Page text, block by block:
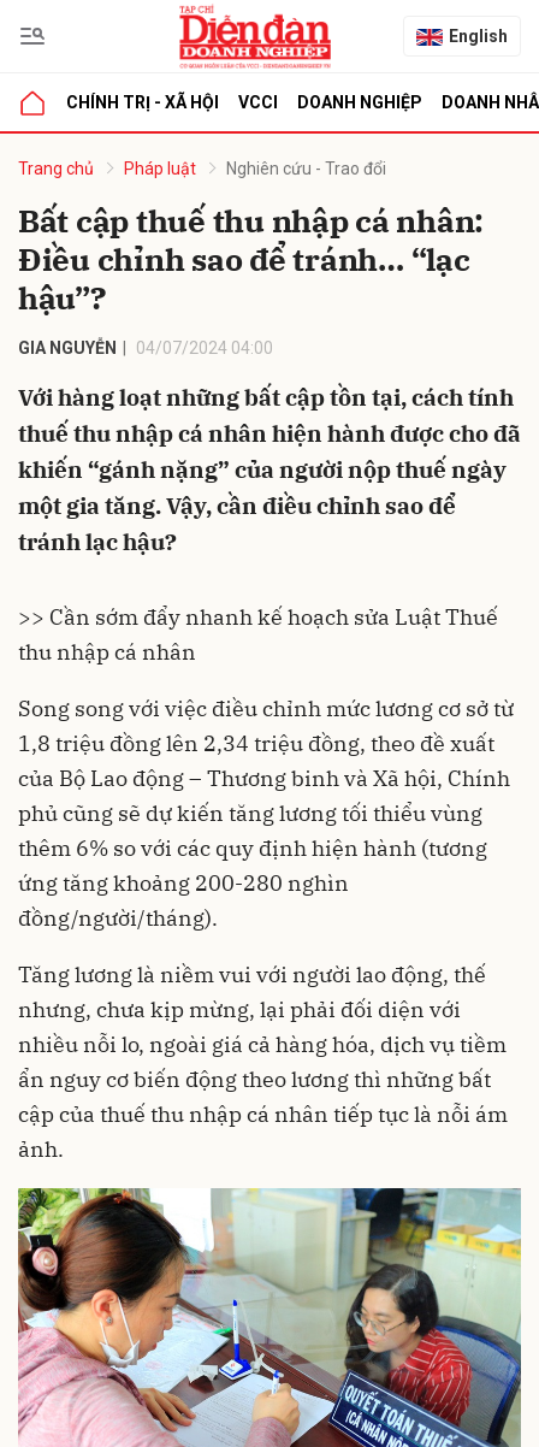
English
CHÍNH TRỊ - XÃ HỘI VCCI DOANH NGHIỆP DOANH
Trang chủ Pháp luật Nghiên cứu - Trao đổi
Bất cập thuế thu nhập cá nhân:
Điều chỉnh sao để tránh… “lạc
hậu”?
GIA NGUYỄN 04/07/2024 04:00
Với hàng loạt những bất cập tồn tại, cách tính
thuế thu nhập cá nhân hiện hành được cho đã
khiến “gánh nặng” của người nộp thuế ngày
một gia tăng. Vậy, cần điều chỉnh sao để
tránh lạc hậu?
>> Cần sớm đẩy nhanh kế hoạch sửa Luật Thuế
thu nhập cá nhân
Song song với việc điều chỉnh mứclương cơ sởtừ
1,8 triệu đồng lên 2,34 triệu đồng, theo đề xuất
của Bộ Lao động – Thương binh và Xã hội, Chính
phủcũng sẽ dự kiến tăng lương tối thiểu vùng
thêm 6% so với các quy định hiện hành (tương
ứng tăng khoảng 200-280 nghìn
đồng/người/tháng).
Tăng lương là niềm vui với người lao động, thế
nhưng, chưa kịp mừng, lại phải đối diện với
nhiều nỗi lo, ngoài giá cả hàng hóa, dịch vụ tiềm
ẩn nguy cơ biến động theo lương thì những bất
cập của thuế thu nhập cá nhân tiếp tục là nỗi ám
ảnh.
luận
Hủy